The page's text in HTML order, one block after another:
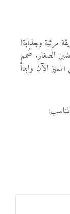
مرئية وجذابة!
الصغار. صُمم
المميز الآن وابدأ